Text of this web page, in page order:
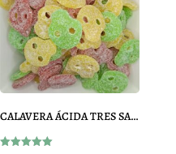
opciones
se
pueden
elegir
en
la
CALAVERA ÁCIDA TRES SABORES